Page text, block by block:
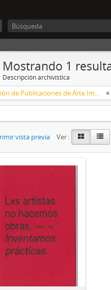
Mostrando 1
Descripción archivística
Colección de Publicaciones de Arte Impreso
vista previa Ver :